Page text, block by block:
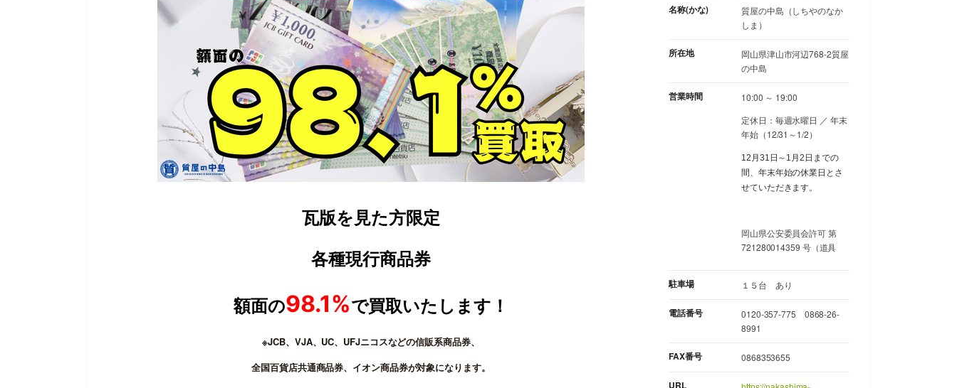
瓦版を見た方限定
各種現行商品券
額面の98.1%で買取いたします！
※JCB、VJA、UC、UFJニコスなどの信販系商品券、
全国百貨店共通商品券、イオン商品券が対象になります。
名称(かな)
質屋の中島（しちやのなか
しま）
所在地
岡山県津山市河辺768-2質屋
の中島
営業時間
10:00 ～ 19:00
定休日：毎週水曜日 ／ 年末
年始（12/31～1/2）
12月31日～1月2日までの
間、年末年始の休業日とさ
せていただきます。
岡山県公安委員会許可 第
721280014359 号（道具
駐車場 １５台 あり
電話番号
0120-357-775 0868-26-
8991
FAX番号 0868353655
URL